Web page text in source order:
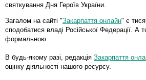
святкування Дня Героїв України.
Загалом на сайті "Закарпаття онлайн" є
сподобатися владі Російської Федерації.
формальною.
В будь-якому разі, редакція Закарпаття
оцінку діяльності нашого ресурсу.